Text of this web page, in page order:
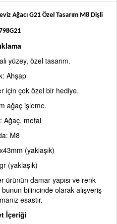
Ağacı G21 Özel Tasarım M8 Dişli
yüzey, özel tasarım.
Ahşap
için çok özel bir hediye.
ağaç işleme.
Ağaç, metal
M8
(yaklaşık)
(yaklaşık)
ürünün damar yapısı ve renk
bunun bilincinde olarak alışveriş
esastır.
İçeriği